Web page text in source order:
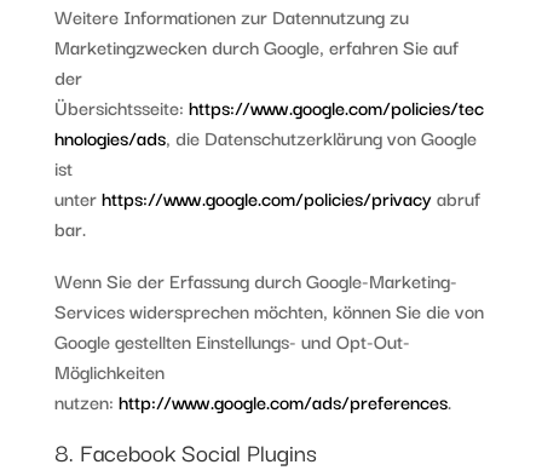
Weitere Informationen zur Datennutzung zu
Marketingzwecken durch Google, erfahren Sie auf
der
Übersichtsseite: https://www.google.com/policies/tec
hnologies/ads, die Datenschutzerklärung von Google
ist
unterhttps://www.google.com/policies/privacyabruf
bar.
Wenn Sie der Erfassung durch Google-Marketing-
Services widersprechen möchten, können Sie die von
Google gestellten Einstellungs- und Opt-Out-
Möglichkeiten
nutzen: http://www.google.com/ads/preferences.
8. Facebook Social Plugins